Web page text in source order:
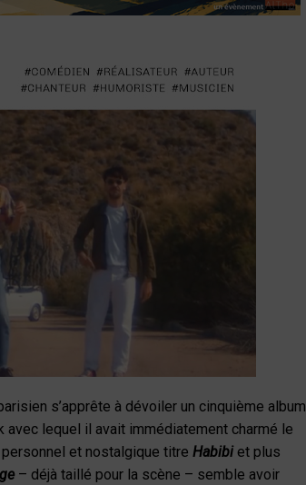
s’apprête à dévoiler un cinquième album
avec lequel il avait immédiatement charmé le
personnel et nostalgique titreHabibiet plus
– déjà taillé pour la scène – semble avoir